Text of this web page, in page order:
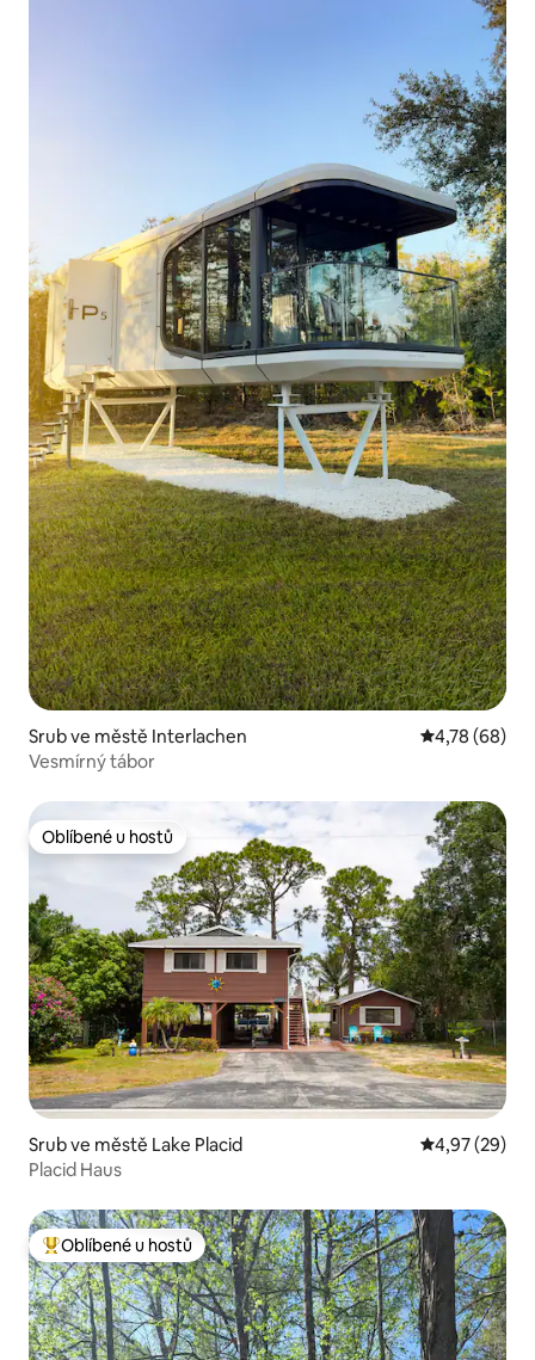
Srub ve městě Interlachen Průměrné
4,78 (68)
Vesmírný tábor
Oblíbené u hostů
Oblíbené u hostů
Srub ve městě Lake Placid Průměrné
4,97 (29)
Placid Haus
Nejlepší v kategorii Oblíbené u hostů
Oblíbené u hostů